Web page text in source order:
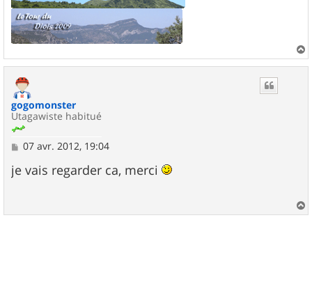
a
gogomonster
Utagawiste habitué
M
s
s
e
07 avr. 2012, 19:04
je vais regarder ca, merci
a